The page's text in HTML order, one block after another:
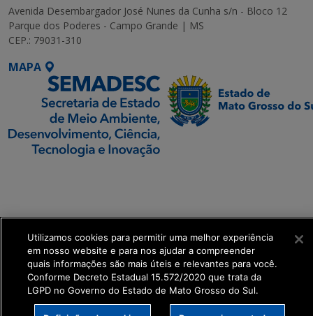
Avenida Desembargador José Nunes da Cunha s/n - Bloco 12
Parque dos Poderes - Campo Grande | MS
CEP.: 79031-310
MAPA
get_footer();
Utilizamos cookies para permitir uma melhor experiência
em nosso website e para nos ajudar a compreender
quais informações são mais úteis e relevantes para você.
Conforme Decreto Estadual 15.572/2020 que trata da
LGPD no Governo do Estado de Mato Grosso do Sul.